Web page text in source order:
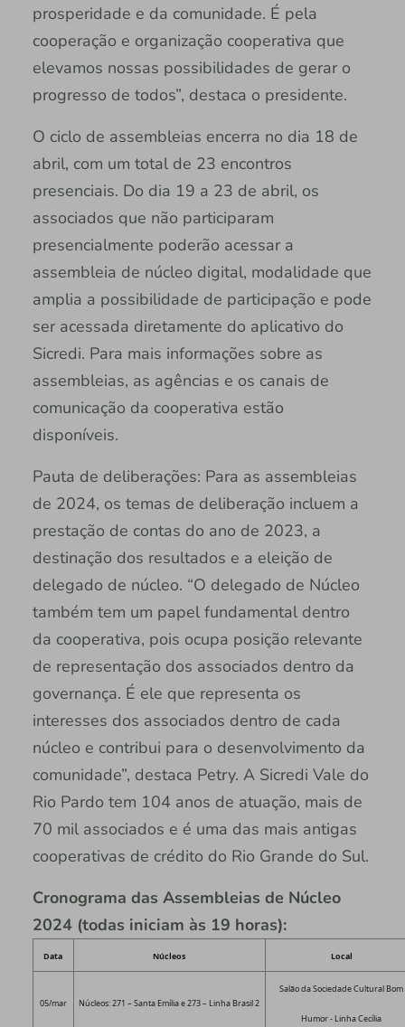
prosperidade e da comunidade. É pela
cooperação e organização cooperativa que
elevamos nossas possibilidades de gerar o
progresso de todos”, destaca o presidente.
O ciclo de assembleias encerra no dia 18 de
abril, com um total de 23 encontros
presenciais. Do dia 19 a 23 de abril, os
associados que não participaram
presencialmente poderão acessar a
assembleia de núcleo digital, modalidade que
amplia a possibilidade de participação e pode
ser acessada diretamente do aplicativo do
Sicredi. Para mais informações sobre as
assembleias, as agências e os canais de
comunicação da cooperativa estão
disponíveis.
Pauta de deliberações: Para as assembleias
de 2024, os temas de deliberação incluem a
prestação de contas do ano de 2023, a
destinação dos resultados e a eleição de
delegado de núcleo. “O delegado de Núcleo
também tem um papel fundamental dentro
da cooperativa, pois ocupa posição relevante
de representação dos associados dentro da
governança. É ele que representa os
interesses dos associados dentro de cada
núcleo e contribui para o desenvolvimento da
comunidade”, destaca Petry. A Sicredi Vale do
Rio Pardo tem 104 anos de atuação, mais de
70 mil associados e é uma das mais antigas
cooperativas de crédito do Rio Grande do Sul.
Cronograma das Assembleias de Núcleo
2024 (todas iniciam às 19 horas):
Data Núcleos Local
05/mar Núcleos: 271 – Santa Emília e 273 – Linha Brasil 2
Salão da Sociedade Cultural Bom
Humor - Linha Cecília